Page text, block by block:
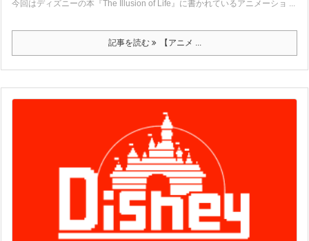
今回はディズニーの本『The Illusion of Life』に書かれているアニメーショ ...
記事を読む 【アニメ ...